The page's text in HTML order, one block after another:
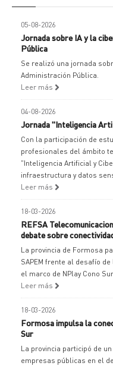
05-08-2026
Jornada sobre IA y la
Pública
Se realizó una jornada
Administración Pública.
Leer más
04-08-2026
Jornada "Inteligencia
Con la participación de
profesionales del ámbito
"Inteligencia Artificial y
infraestructura y datos
Leer más
18-03-2026
REFSA
debate sobre
La provincia de Formosa
SAPEM frente al desafío
el marco de NPlay Cono
Leer más
18-03-2026
Formosa impulsa la
Sur
La provincia participó de
empresas públicas en el